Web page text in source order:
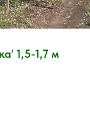
1,5-1,7 м